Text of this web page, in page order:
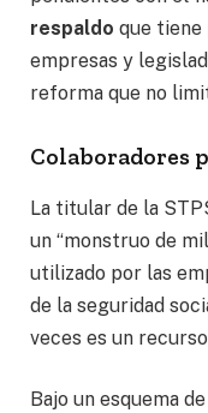
respaldo que tiene
empresas y
reforma que no
Colaboradores
La titular de la
un “monstruo de
utilizado por las
de la seguridad
veces es un
Bajo un esquema